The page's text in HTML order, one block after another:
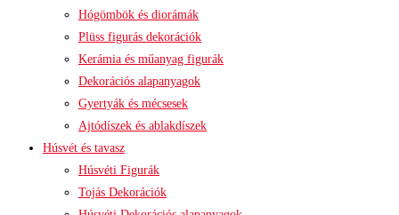
Hógömbök és diorámák
Plüss figurás dekorációk
Kerámia és műanyag figurák
Dekorációs alapanyagok
Gyertyák és mécsesek
Ajtódíszek és ablakdíszek
Húsvét és tavasz
Húsvéti Figurák
Tojás Dekorációk